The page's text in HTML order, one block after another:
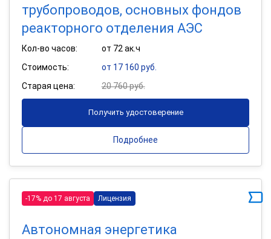
трубопроводов, основных фондов
реакторного отделения АЭС
Кол-во часов:
от 72 ак.ч
Стоимость:
от 17 160 руб.
Старая цена:
20 760 руб.
Получить удостоверение
Подробнее
-17% до 17 августа Лицензия
Автономная энергетика